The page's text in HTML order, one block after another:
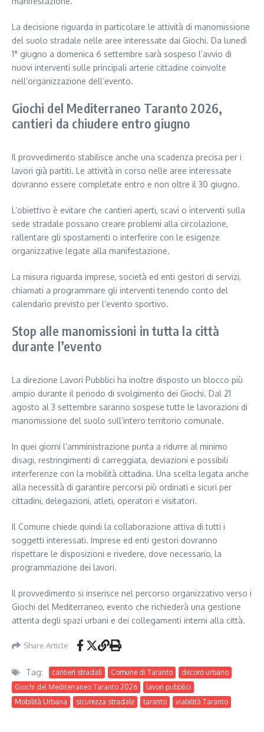
La decisione riguarda in particolare le attività di manomissione
del suolo stradale nelle aree interessate dai Giochi. Da lunedì
1° giugno a domenica 6 settembre sarà sospeso l’avvio di
nuovi interventi sulle principali arterie cittadine coinvolte
nell’organizzazione dell’evento.
Giochi del Mediterraneo Taranto 2026,
cantieri da chiudere entro giugno
Il provvedimento stabilisce anche una scadenza precisa per i
lavori già partiti. Le attività in corso nelle aree interessate
dovranno essere completate entro e non oltre il 30 giugno.
L’obiettivo è evitare che cantieri aperti, scavi o interventi sulla
sede stradale possano creare problemi alla circolazione,
rallentare gli spostamenti o interferire con le esigenze
organizzative legate alla manifestazione.
La misura riguarda imprese, società ed enti gestori di servizi,
chiamati a programmare gli interventi tenendo conto del
calendario previsto per l’evento sportivo.
Stop alle manomissioni in tutta la città
durante l’evento
La direzione Lavori Pubblici ha inoltre disposto un blocco più
ampio durante il periodo di svolgimento dei Giochi. Dal 21
agosto al 3 settembre saranno sospese tutte le lavorazioni di
manomissione del suolo sull’intero territorio comunale.
In quei giorni l’amministrazione punta a ridurre al minimo
disagi, restringimenti di carreggiata, deviazioni e possibili
interferenze con la mobilità cittadina. Una scelta legata anche
alla necessità di garantire percorsi più ordinati e sicuri per
cittadini, delegazioni, atleti, operatori e visitatori.
Il Comune chiede quindi la collaborazione attiva di tutti i
soggetti interessati. Imprese ed enti gestori dovranno
rispettare le disposizioni e rivedere, dove necessario, la
programmazione dei lavori.
Il provvedimento si inserisce nel percorso organizzativo verso i
Giochi del Mediterraneo, evento che richiederà una gestione
attenta degli spazi urbani e dei collegamenti interni alla città.
Share Article
Tag: cantieri stradali Comune di Taranto
decoro urbano
Giochi del Mediterraneo Taranto 2026
lavori pubblici
Mobilità Urbana
sicurezza stradale taranto viabilità Taranto